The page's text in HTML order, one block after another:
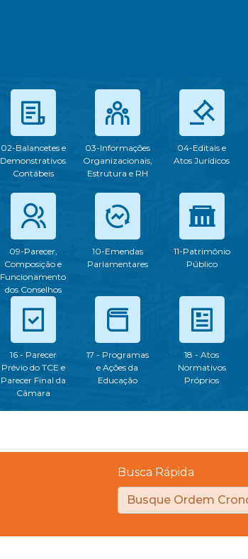
02-Balancetes e
Demonstrativos
Contábeis
03-Informações
Organizacionais,
Estrutura e RH
04-Editais e
Atos Jurídicos
09-Parecer,
Composição e
Funcionamento
dos Conselhos
10-Emendas
Parlamentares
11-Patrimônio
Público
16 - Parecer
Prévio do TCE e
Parecer Final da
Câmara
17 - Programas
e Ações da
Educação
18 - Atos
Normativos
Próprios
Busca Rápida